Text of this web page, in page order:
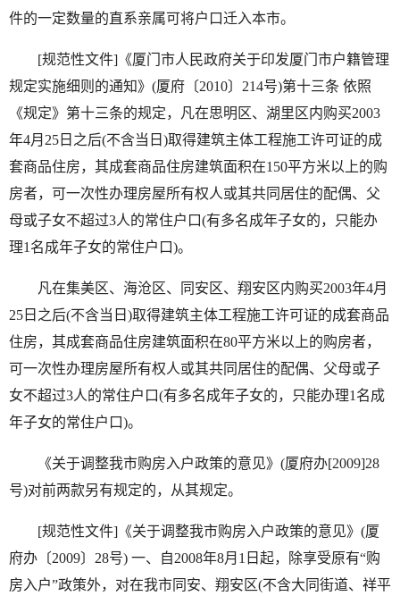
件的一定数量的直系亲属可将户口迁入本市。
[规范性文件]《厦门市人民政府关于印发厦门市户籍管理
规定实施细则的通知》(厦府〔2010〕214号)第十三条 依照
《规定》第十三条的规定，凡在思明区、湖里区内购买2003
年4月25日之后(不含当日)取得建筑主体工程施工许可证的成
套商品住房，其成套商品住房建筑面积在150平方米以上的购
房者，可一次性办理房屋所有权人或其共同居住的配偶、父
母或子女不超过3人的常住户口(有多名成年子女的，只能办
理1名成年子女的常住户口)。
凡在集美区、海沧区、同安区、翔安区内购买2003年4月
25日之后(不含当日)取得建筑主体工程施工许可证的成套商品
住房，其成套商品住房建筑面积在80平方米以上的购房者，
可一次性办理房屋所有权人或其共同居住的配偶、父母或子
女不超过3人的常住户口(有多名成年子女的，只能办理1名成
年子女的常住户口)。
《关于调整我市购房入户政策的意见》(厦府办[2009]28
号)对前两款另有规定的，从其规定。
[规范性文件]《关于调整我市购房入户政策的意见》(厦
府办〔2009〕28号) 一、自2008年8月1日起，除享受原有“购
房入户”政策外，对在我市同安、翔安区(不含大同街道、祥平